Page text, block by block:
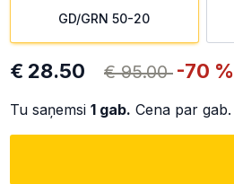
GD/GRN 50-20
€ 28.50 € 95.00 -70 %
Tu saņemsi 1 gab. Cena par gab.